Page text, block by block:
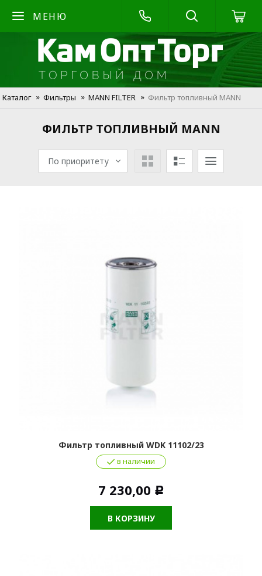
МЕНЮ
Каталог Фильтры MANN FILTER Фильтр топливный MANN
ФИЛЬТР ТОПЛИВНЫЙ MANN
По приоритету
Фильтр топливный WDK 11102/23
в наличии
7 230,00 Р
В КОРЗИНУ